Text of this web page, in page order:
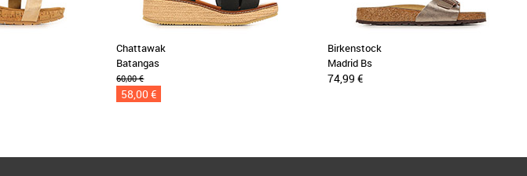
Chattawak
Batangas
60,00 €
58,00 €
Birkenstock
Madrid Bs
74,99 €